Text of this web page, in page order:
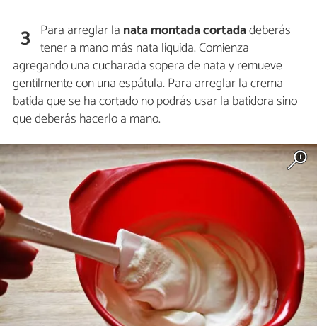
3 Para arreglar la nata montada cortadadeberás
tener a mano más nata líquida. Comienza
agregando una cucharada sopera de nata y remueve
gentilmente con una espátula. Para arreglar la crema
batida que se ha cortado no podrás usar la batidora sino
que deberás hacerlo a mano.